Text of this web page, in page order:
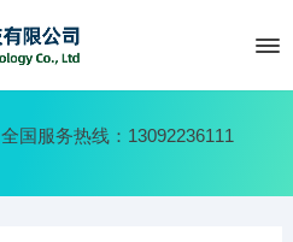
全国服务热线：13092236111